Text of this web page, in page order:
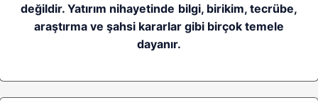
değildir. Yatırım nihayetinde bilgi, birikim, tecrübe,
araştırma ve şahsi kararlar gibi birçok temele
dayanır.